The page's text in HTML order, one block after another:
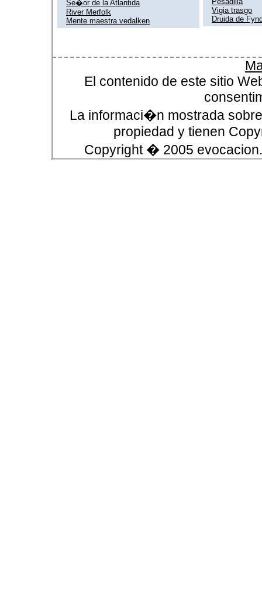
Se�or de la Atlantida
River Merfolk
Mente maestra vedalken
Vigia trasgo
Druida de
El contenido de este sitio
La informaci�n mostrada
propiedad y tienen
Copyright � 2005